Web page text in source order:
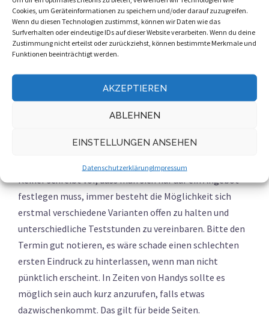
Cookies, um Geräteinformationen zu speichern und/oder darauf zuzugreifen.
Wenn du diesen Technologien zustimmst, können wir Daten wie das
Surfverhalten oder eindeutige IDs auf dieser Website verarbeiten. Wenn du deine
Zustimmung nicht erteilst oder zurückziehst, können bestimmte Merkmale und
Funktionen beeinträchtigt werden.
AKZEPTIEREN
ABLEHNEN
EINSTELLUNGEN ANSEHEN
DatenschutzerklärungImpressum
1. Angebote durchstöbern
Idealerweise schon hier eine kleine Liste anlegen für die
Angebote, die in die nähere Auswahl kommen. Notieren
wasüund was gegen einen bestimmten Trainer spricht.
Keiner schreibt vor, dass man sich nur auf ein Angebot
festlegen muss, immer besteht die Möglichkeit sich
erstmal verschiedene Varianten offen zu halten und
unterschiedliche Teststunden zu vereinbaren. Bitte den
Termin gut notieren, es wäre schade einen schlechten
ersten Eindruck zu hinterlassen, wenn man nicht
pünktlich erscheint. In Zeiten von Handys sollte es
möglich sein auch kurz anzurufen, falls etwas
dazwischenkommt. Das gilt für beide Seiten.